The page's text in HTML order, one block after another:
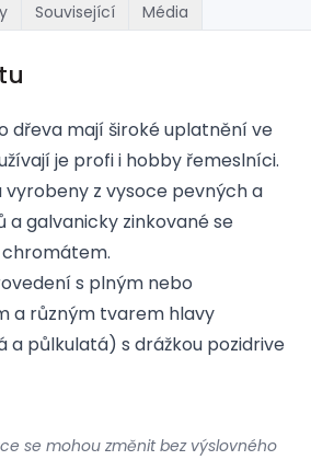
Související Média
dřeva mají široké uplatnění ve
je profi i hobby řemeslníci.
vyrobeny z vysoce pevných a
galvanicky zinkované se
s plným nebo
a různým tvarem hlavy
a půlkulatá) s drážkou pozidrive
se mohou změnit bez výslovného